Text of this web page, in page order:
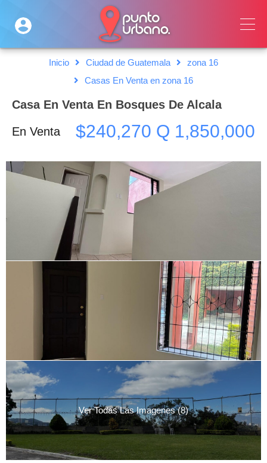
Inicio Ciudad de Guatemala
zona 16
Casas En Venta en zona 16
Casa En Venta En Bosques De Alcala
En Venta $240,270 Q 1,850,000
Ver Todas Las Imagenes (8)